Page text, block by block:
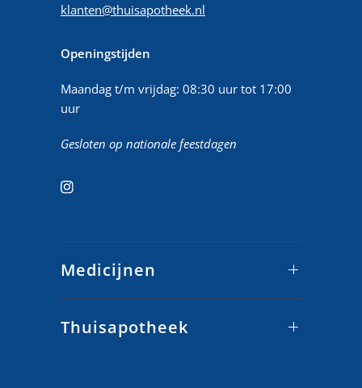
klanten@thuisapotheek.nl
Openingstijden
Maandag t/m vrijdag: 08:30 uur tot 17:00
uur
Gesloten op nationale feestdagen
Medicijnen
Thuisapotheek